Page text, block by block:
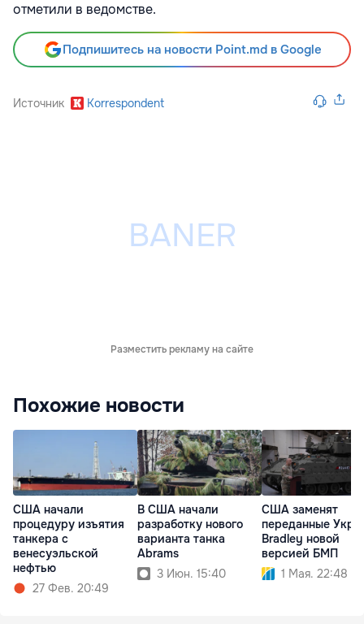
отметили в ведомстве.
Подпишитесь на новости Point.md в Google
Источник Korrespondent
Разместить рекламу на сайте
Похожие новости
США начали
процедуру изъятия
танкера с
венесуэльской
нефтью
27 Фев. 20:49
В США начали
разработку нового
варианта танка
Abrams
3 Июн. 15:40
США заменят
переданные
Bradley новой
версией БМП
1 Мая. 22:48